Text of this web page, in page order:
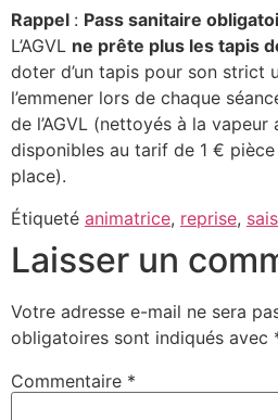
Rappel : Pass sanitaire
L’AGVL ne prête plus les tapis
doter d’un tapis pour son strict
l’emmener lors de chaque
de l’AGVL (nettoyés à la vapeur
disponibles au tarif de 1 €
place).
Étiqueté animatrice, reprise,
Laisser un
Votre adresse e-mail ne sera
obligatoires sont indiqués avec
Commentaire *